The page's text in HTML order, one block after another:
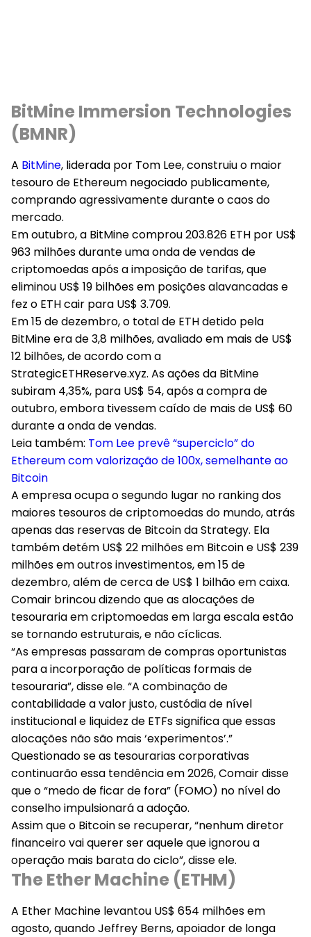
BitMine Immersion Technologies
(BMNR)
A BitMine, liderada por Tom Lee, construiu o maior
tesouro de Ethereum negociado publicamente,
comprando agressivamente durante o caos do
mercado.
Em outubro, a BitMine comprou 203.826 ETH por US$
963 milhões durante uma onda de vendas de
criptomoedas após a imposição de tarifas, que
eliminou US$ 19 bilhões em posições alavancadas e
fez o ETH cair para US$ 3.709.
Em 15 de dezembro, o total de ETH detido pela
BitMine era de 3,8 milhões, avaliado em mais de US$
12 bilhões, de acordo com a
StrategicETHReserve.xyz. As ações da BitMine
subiram 4,35%, para US$ 54, após a compra de
outubro, embora tivessem caído de mais de US$ 60
durante a onda de vendas.
Leia também: Tom Lee prevê “superciclo” do
Ethereum com valorização de 100x, semelhante ao
Bitcoin
A empresa ocupa o segundo lugar no ranking dos
maiores tesouros de criptomoedas do mundo, atrás
apenas das reservas de Bitcoin da Strategy. Ela
também detém US$ 22 milhões em Bitcoin e US$ 239
milhões em outros investimentos, em 15 de
dezembro, além de cerca de US$ 1 bilhão em caixa.
Comair brincou dizendo que as alocações de
tesouraria em criptomoedas em larga escala estão
se tornando estruturais, e não cíclicas.
“As empresas passaram de compras oportunistas
para a incorporação de políticas formais de
tesouraria”, disse ele. “A combinação de
contabilidade a valor justo, custódia de nível
institucional e liquidez de ETFs significa que essas
alocações não são mais ‘experimentos’.”
Questionado se as tesourarias corporativas
continuarão essa tendência em 2026, Comair disse
que o “medo de ficar de fora” (FOMO) no nível do
conselho impulsionará a adoção.
Assim que o Bitcoin se recuperar, “nenhum diretor
financeiro vai querer ser aquele que ignorou a
operação mais barata do ciclo”, disse ele.
The Ether Machine (ETHM)
A Ether Machine levantou US$ 654 milhões em
agosto, quando Jeffrey Berns, apoiador de longa